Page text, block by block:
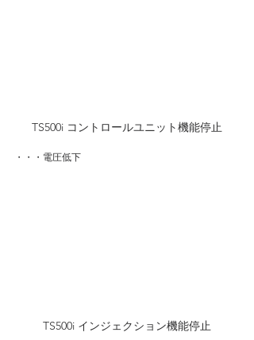
TS500i コントロールユニット機能停止
・・・電圧低下
TS500i インジェクション機能停止